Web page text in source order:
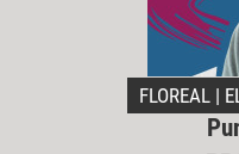
FLOREAL |